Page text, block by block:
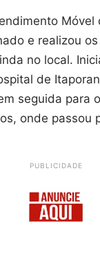
Móvel
e realizou
no local.
de
seguida para
onde passou
PUBLICIDADE